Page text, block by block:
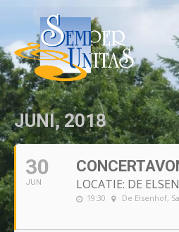
JUNI, 2018
30
JUN LOCATIE: DE
19:30 De Elsenhof,